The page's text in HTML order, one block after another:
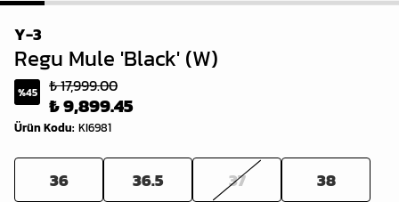
1 2 3 4 5 6 7 8 9
Y-3
Regu Mule 'Black' (W)
%45 ₺ 17,999.00
₺ 9,899.45
Ürün Kodu: KI6981
36 36.5 37
38